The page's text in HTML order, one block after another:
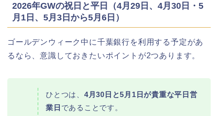
2026年GWの祝日と平日（4月29日、4月30日・5
月1日、5月3日から5月6日）
ゴールデンウィーク中に千葉銀行を利用する予定があ
るなら、意識しておきたいポイントが2つあります。
ひとつは、 4月30日と5月1日が貴重な平日営
業日 であることです。